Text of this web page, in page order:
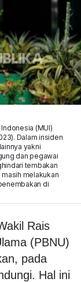
(MUI)
Dalam insiden
yakni
dan pegawai
tembakan
melakukan
di
Rais
(PBNU)
pada
Hal ini